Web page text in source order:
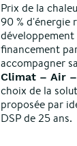
Prix de la
90 % d'énergie
développement
financement
accompagner
Climat – Air
choix de la
proposée par
DSP de 25 ans.